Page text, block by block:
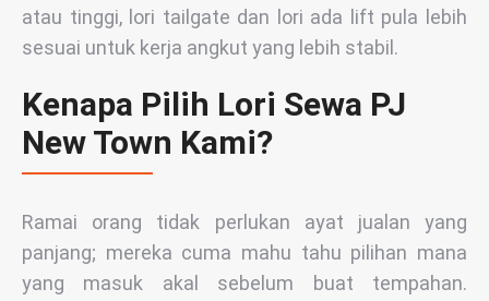
atau tinggi, lori tailgate dan lori ada lift pula lebih
sesuai untuk kerja angkut yang lebih stabil.
Kenapa Pilih Lori Sewa PJ
New Town Kami?
Ramai orang tidak perlukan ayat jualan yang
panjang; mereka cuma mahu tahu pilihan mana
yang masuk akal sebelum buat tempahan.